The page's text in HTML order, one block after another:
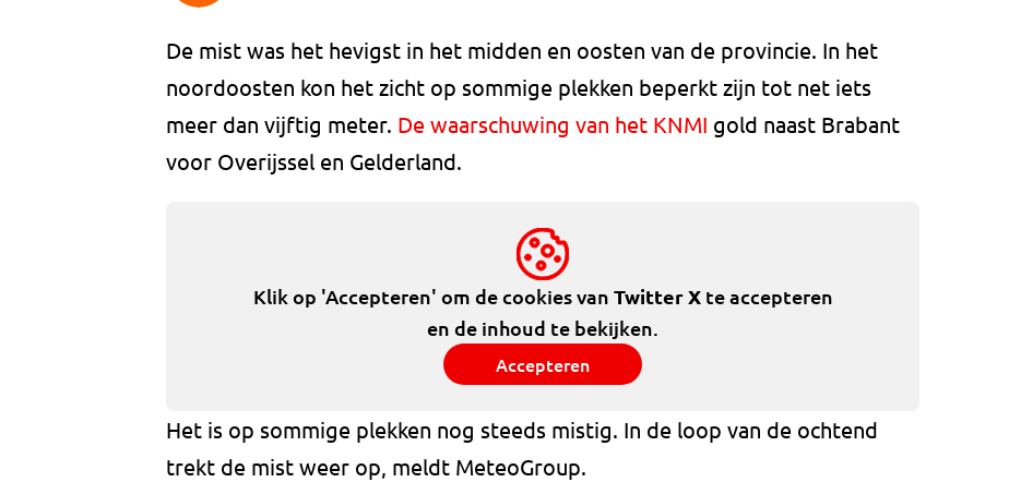
De mist was het hevigst in het midden en oosten van de provincie. In het
noordoosten kon het zicht op sommige plekken beperkt zijn tot net iets
meer dan vijftig meter. De waarschuwing van het KNMI gold naast Brabant
voor Overijssel en Gelderland.
Klik op 'Accepteren' om de cookies van Twitter Xte accepteren
en de inhoud te bekijken.
Accepteren
Het is op sommige plekken nog steeds mistig. In de loop van de ochtend
trekt de mist weer op, meldt MeteoGroup.